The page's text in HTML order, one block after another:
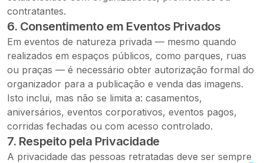
contratantes.
6. Consentimento em Eventos Privados
Em eventos de natureza privada — mesmo quando
realizados em espaços públicos, como parques, ruas
ou praças — é necessário obter autorização formal do
organizador para a publicação e venda das imagens.
Isto inclui, mas não se limita a: casamentos,
aniversários, eventos corporativos, eventos pagos,
corridas fechadas ou com acesso controlado.
7. Respeito pela Privacidade
A privacidade das pessoas retratadas deve ser sempre